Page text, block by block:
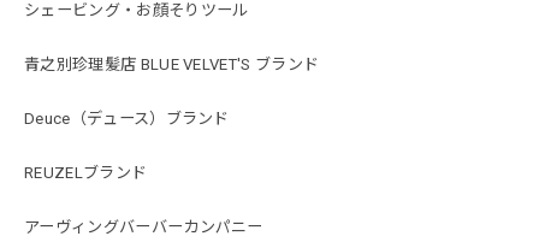
シェービング・お顔そりツール
青之別珍理髪店 BLUE VELVET'S ブランド
Deuce（デュース）ブランド
REUZELブランド
アーヴィングバーバーカンパニー